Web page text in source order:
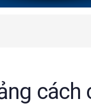
cách